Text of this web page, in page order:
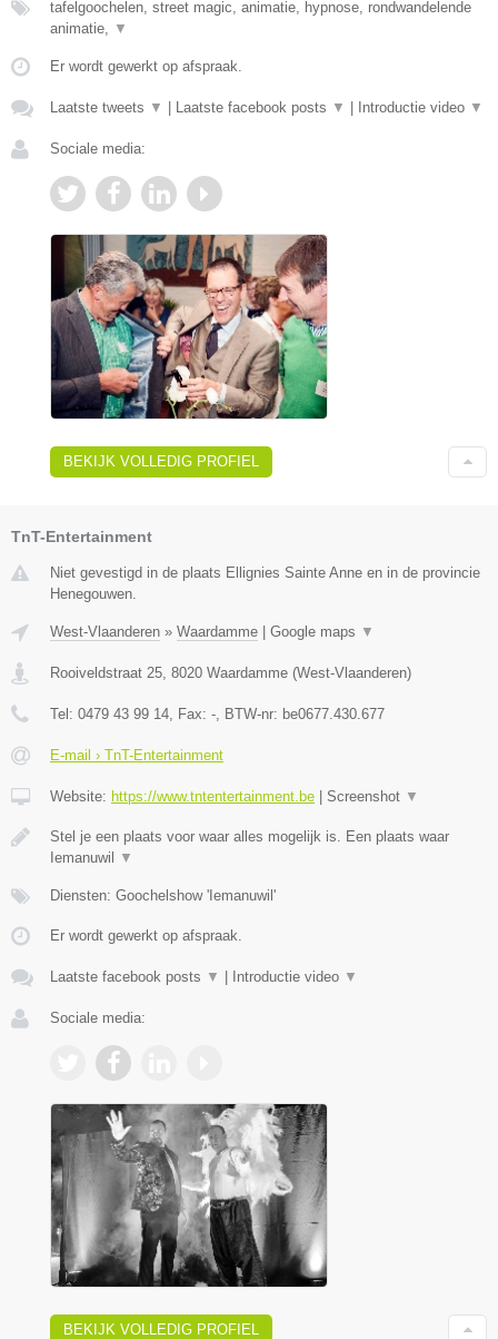
tafelgoochelen, street magic, animatie, hypnose, rondwandelende
animatie, ▼
Er wordt gewerkt op afspraak.
Laatste tweets ▼ Laatste facebook posts ▼ Introductie video ▼
Sociale media:
BEKIJK VOLLEDIG PROFIEL
TnT-Entertainment
Niet gevestigd in de plaats Ellignies Sainte Anne en in de provincie
Henegouwen.
West-Vlaanderen » Waardamme Google maps ▼
Rooiveldstraat 25 8020 Waardamme (West-Vlaanderen)
Tel: 0479 43 99 14 , Fax: - , BTW-nr: be0677.430.677
E-mail › TnT-Entertainment
Website: https://www.tntentertainment.be Screenshot ▼
Stel je een plaats voor waar alles mogelijk is. Een plaats waar
Iemanuwil
▼
Diensten: Goochelshow 'Iemanuwil'
Er wordt gewerkt op afspraak.
Laatste facebook posts ▼ Introductie video ▼
Sociale media:
BEKIJK VOLLEDIG PROFIEL